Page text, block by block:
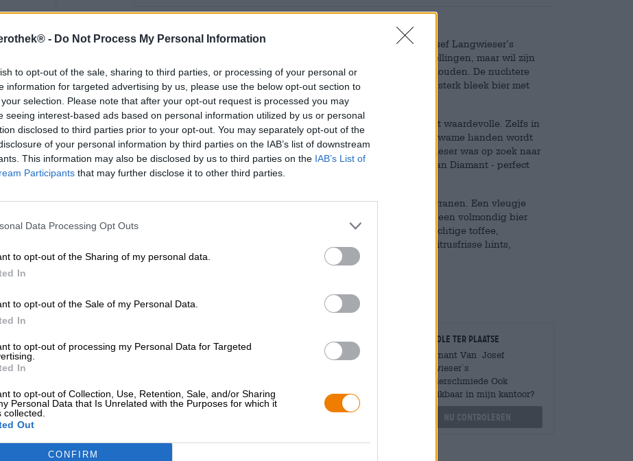
- Do Not Process My Personal Information
to opt-out of the sale, sharing to third parties, or processing of your personal or
information for targeted advertising by us, please use the below opt-out section to
selection. Please note that after your opt-out request is processed you may
seeing interest-based ads based on personal information utilized by us or personal
disclosed to third parties prior to your opt-out. You may separately opt-out of the
of your personal information by third parties on the IAB’s list of downstream
This information may also be disclosed by us to third parties on the IAB’s List of
Participants that may further disclose it to other third parties.
Data Processing Opt Outs
to opt-out of the Sharing of my personal data.
In
to opt-out of the Sale of my Personal Data.
In
to opt-out of processing my Personal Data for Targeted
In
to opt-out of Collection, Use, Retention, Sale, and/or Sharing
Personal Data that Is Unrelated with the Purposes for which it
collected.
Out
CONFIRM
Natuurlijk mogen klassiekers niet ontbreken in het kleurrijke assortiment van Josef Langwieser’s
Edelbierschmiede. De brouwer uit Siegenburg beschikt over moderne tentoonstellingen, maar wil zijn
gewaardeerde klanten de delicatessen van de traditionele brouwkunst niet onthouden. De nuchtere
bierstijlen van zijn thuisland vertegenwoordigen deSaphir Pilsen Diamant, een sterk bleek bier met
een ongefilterde body en een heerlijk uitgebalanceerd karakter.
Van de mineralen is diamant een van de hardste materialen en een van de meest waardevolle. Zelfs in
zijn ruwe, ongepolijste staat heeft de steen een grote waarde en als hij door bekwame handen wordt
verwerkt, kan het kristal onbetaalbare prijzen opbrengen. Brouwer Josef Langwieser was op zoek naar
de perfecte naam voor zijn fijne bier en kon geen passendere naam bedenken dan Diamant - perfect
voor het heldergouden bier met een luchtige schuimkraag.
De creatie ruikt naar vers gebakken, nog warm brood, romige karamel en lichte granen. Een vleugje
citrusfruit rondt de reuk eerste indruk af en maakt dorstig. De smaaktest onthult een volmondig bier
met een rijke, robuuste harmonie. Beetje bij beetje wordt er een dans van boterachtige toffee,
geroosterd brood en mout toegevoegd. De hop maakt het plaatje compleet met citrusfrisse hints,
grasachtige tonen en een ingetogen, optimaal uitgebalanceerde bitterheid.
Heb je vragen over dit bier?
restauranthouders
grosshandel@bierothek.de
Controle ter plaatse
Is Diamant Van Josef
Langwieser`s
Edelbierschmiede Ook
beschikbaar in mijn kantoor?
Nu controleren